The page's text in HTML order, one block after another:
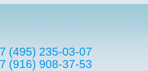
(495) 235-03-07
(916) 908-37-53